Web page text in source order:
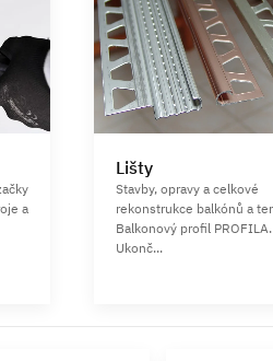
a
Lišty
Stavby, opravy a celkové
rekonstrukce balkónů a
Balkonový profil PROFILA.
Ukonč...